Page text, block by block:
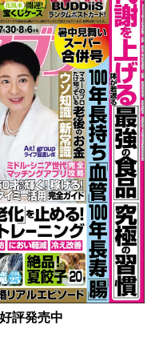
評発売中